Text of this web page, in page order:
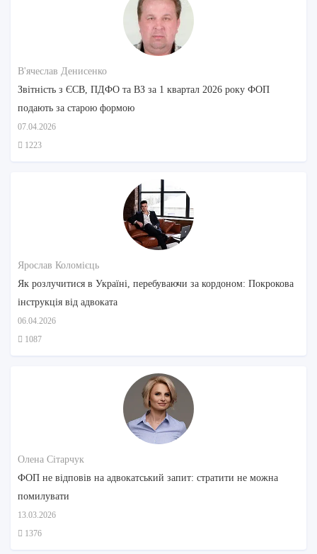
В'ячеслав Денисенко
Звітність з ЄСВ, ПДФО та ВЗ за 1 квартал 2026 року ФОП
подають за старою формою
07.04.2026
1223
Ярослав Коломієць
Як розлучитися в Україні, перебуваючи за кордоном: Покрокова
інструкція від адвоката
06.04.2026
1087
Олена Сітарчук
ФОП не відповів на адвокатський запит: стратити не можна
помилувати
13.03.2026
1376